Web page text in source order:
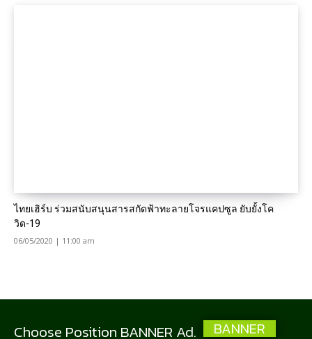
ไทยเฮิร์บ ร่วมสนับสนุนสารสกัดฟ้าทะลายโจรแคปซูล ยับยั้งโค
วิด-19
06/05/2020 | 11:00 am
Choose Position BANNER Ad. BANNER